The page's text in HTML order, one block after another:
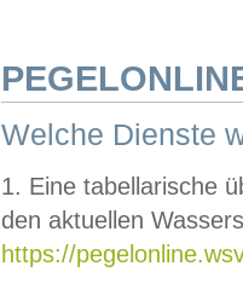
Welche Dienste
1. Eine tabellarische
den aktuellen
https://